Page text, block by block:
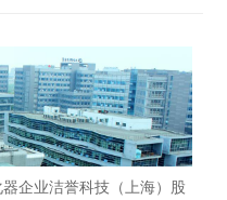
企业洁誉科技（上海）股